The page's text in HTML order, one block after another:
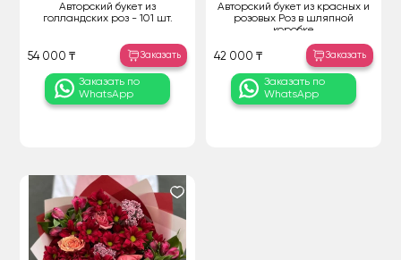
Авторский букет из
голландских роз - 101 шт.
54 000 ₸ Заказать
Заказать по
WhatsApp
Авторский букет из красных и
розовых Роз в шляпной
коробке
42 000 ₸ Заказать
Заказать по
WhatsApp